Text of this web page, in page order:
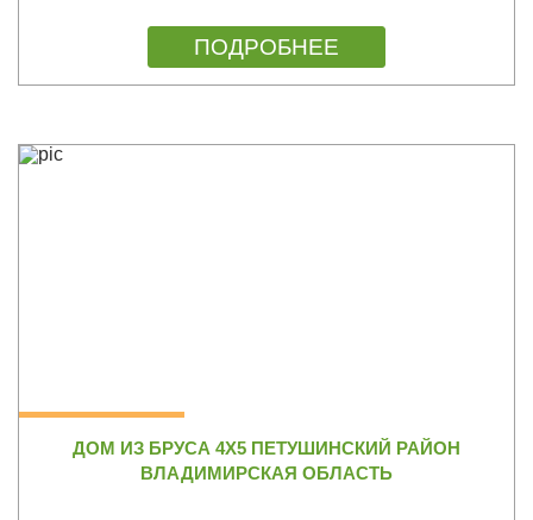
ПОДРОБНЕЕ
ДОМ ИЗ БРУСА 4Х5 ПЕТУШИНСКИЙ РАЙОН
ВЛАДИМИРСКАЯ ОБЛАСТЬ